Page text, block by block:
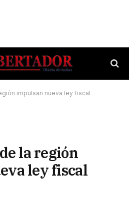
impulsan nueva ley fiscal
la región
ley fiscal